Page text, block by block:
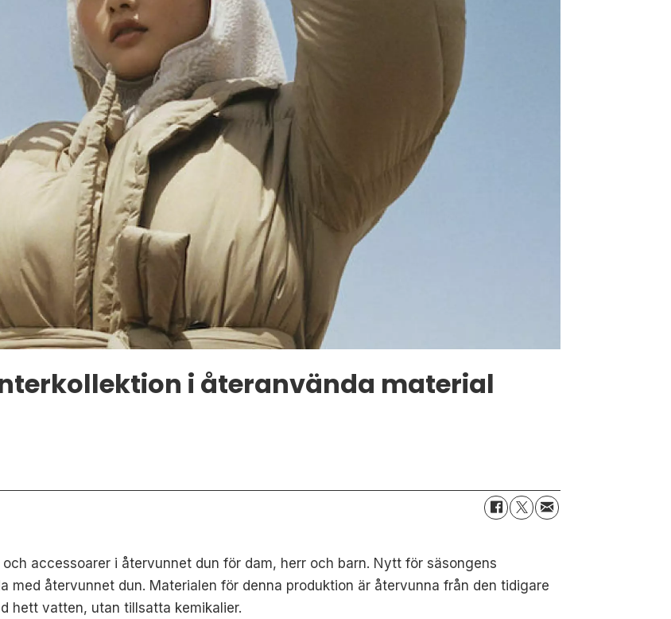
i återanvända material
accessoarer i återvunnet dun för dam, herr och barn. Nytt för säsongens
med återvunnet dun. Materialen för denna produktion är återvunna från den tidigare
hett vatten, utan tillsatta kemikalier.